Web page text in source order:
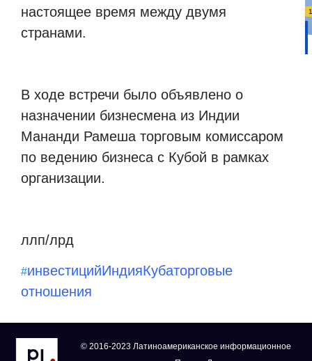
настоящее время между двумя
странами.
В ходе встречи было объявлено о
назначении бизнесмена из Индии
Мананди Рамеша торговым комиссаром
по ведению бизнеса с Кубой в рамках
организации.
ллп/лрд
#инвестицийИндияКубаторговые
отношения
© 2016-2023 Латиноамериканское информационное